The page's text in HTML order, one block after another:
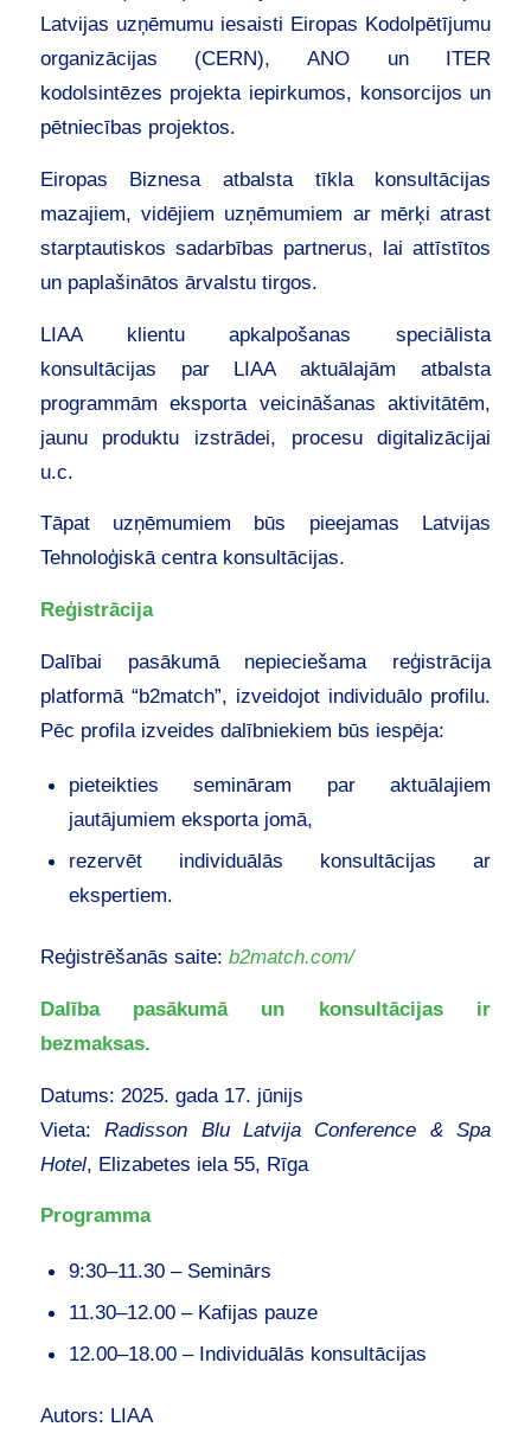
Latvijas uzņēmumu iesaisti Eiropas Kodolpētījumu
organizācijas (CERN), ANO un ITER
kodolsintēzes projekta iepirkumos, konsorcijos un
pētniecības projektos.
Eiropas Biznesa atbalsta tīkla konsultācijas
mazajiem, vidējiem uzņēmumiem ar mērķi atrast
starptautiskos sadarbības partnerus, lai attīstītos
un paplašinātos ārvalstu tirgos.
LIAA klientu apkalpošanas speciālista
konsultācijas par LIAA aktuālajām atbalsta
programmām eksporta veicināšanas aktivitātēm,
jaunu produktu izstrādei, procesu digitalizācijai
u.c.
Tāpat uzņēmumiem būs pieejamas Latvijas
Tehnoloģiskā centra konsultācijas.
Reģistrācija
Dalībai pasākumā nepieciešama reģistrācija
platformā “b2match”, izveidojot individuālo profilu.
Pēc profila izveides dalībniekiem būs iespēja:
pieteikties semināram par aktuālajiem
jautājumiem eksporta jomā,
rezervēt individuālās konsultācijas ar
ekspertiem.
Reģistrēšanās saite: b2match.com/
Dalība pasākumā un konsultācijas ir
bezmaksas.
Datums: 2025. gada 17. jūnijs
Vieta:Radisson Blu Latvija Conference & Spa
Hotel, Elizabetes iela 55, Rīga
Programma
9:30–11.30 – Seminārs
11.30–12.00 – Kafijas pauze
12.00–18.00 – Individuālās konsultācijas
Autors: LIAA